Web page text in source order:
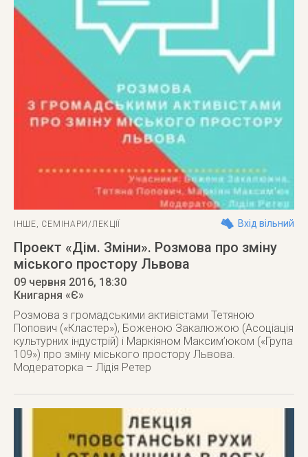
ІНШЕ, СЕМІНАРИ/ЛЕКЦІЇ Вхід вільний
Проект «Дім. Зміни». Розмова про зміну
міського простору Львова
09 червня 2016, 18:30
Книгарня «Є»
Розмова з громадськими активістами Тетяною
Попович («Кластер»), Боженою Закалюжою (Асоціація
культурних індустрій) і Маркіяном Максим’юком («Група
109») про зміну міського простору Львова.
Модераторка – Лідія Ретер